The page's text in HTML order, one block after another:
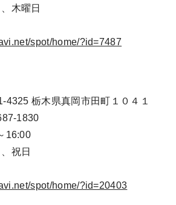
木曜日
spot/home/?id=7487
栃木県真岡市田町１０４１
1830
16:00
祝日
spot/home/?id=20403